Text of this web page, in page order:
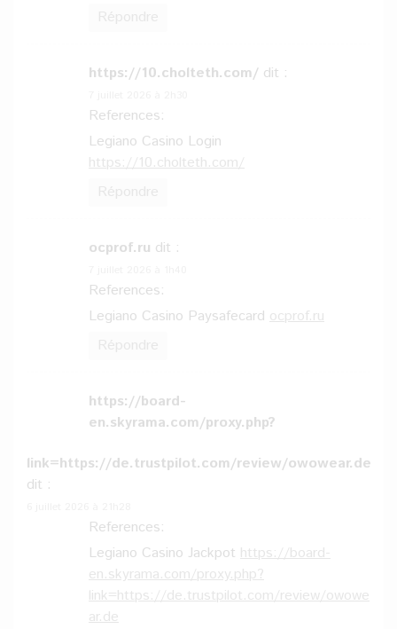
https://10.cholteth.com/ dit :
References:
Legiano Casino Login
https://10.cholteth.com/
ocprof.ru dit :
References:
Legiano Casino Paysafecard ocprof.ru
https://board-
en.skyrama.com/proxy.php?
link=https://de.trustpilot.com/review/owowear.de
dit :
References:
Legiano Casino Jackpot https://board-
en.skyrama.com/proxy.php?
link=https://de.trustpilot.com/review/owowe
ar.de